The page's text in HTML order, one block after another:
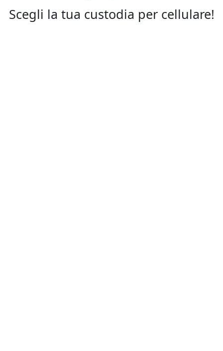
Scegli la tua custodia per cellulare!